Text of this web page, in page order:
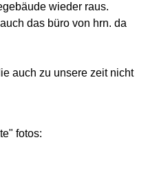
wieder raus.
das büro von hrn. da
auch zu unsere zeit nicht
fotos: